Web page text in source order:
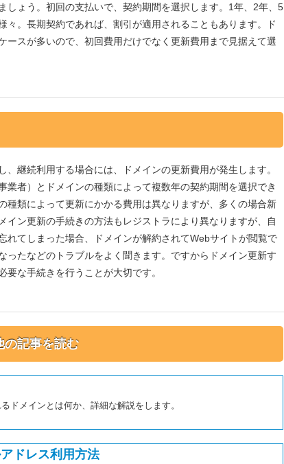
しょう。初回の支払いで、契約期間を選択します。1年、2年、5
々。長期契約であれば、割引が適用されることもあります。ド
ースが多いので、初回費用だけでなく更新費用まで見据えて選
継続利用する場合には、ドメインの更新費用が発生します。
業者）とドメインの種類によって複数年の契約期間を選択でき
種類によって更新にかかる費用は異なりますが、多くの場合新
イン更新の手続きの方法もレジストラにより異なりますが、自
れてしまった場合、ドメインが解約されてWebサイトが閲覧で
ったなどのトラブルをよく聞きます。ですからドメイン更新す
な手続きを行うことが大切です。
の記事を読む
ドメインとは何か、詳細な解説をします。
ドレス利用方法